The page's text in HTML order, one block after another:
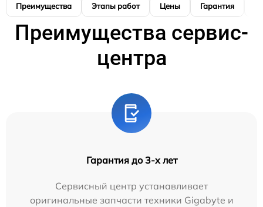
Преимущества Этапы работ Цены Гарантия
Преимущества сервис-
центра
Гарантия до 3-х лет
Сервисный центр устанавливает
оригинальные запчасти техники Gigabyte и